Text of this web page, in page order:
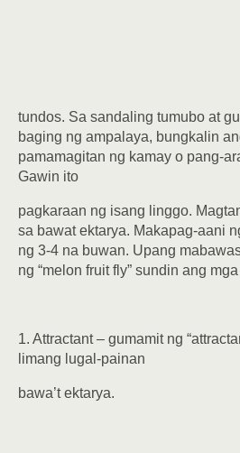
tundos. Sa sandaling tumubo at
baging ng ampalaya, bungkalin
pamamagitan ng kamay o pang-
Gawin ito
pagkaraan ng isang linggo.
sa bawat ektarya. Makapag-aani
ng 3-4 na buwan. Upang
ng “melon fruit fly” sundin ang
1. Attractant – gumamit ng
limang lugal-painan
bawa’t ektarya.